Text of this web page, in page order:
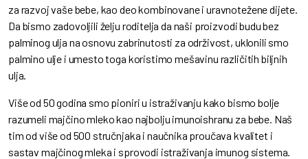
za razvoj vaše bebe, kao deo kombinovane i uravnotežene dijete.
Da bismo zadovoljili želju roditelja da naši proizvodi budu bez
palminog ulja na osnovu zabrinutosti za održivost, uklonili smo
palmino ulje i umesto toga koristimo mešavinu različitih biljnih
ulja.
Više od 50 godina smo pioniri u istraživanju kako bismo bolje
razumeli majčino mleko kao najbolju imunoishranu za bebe. Naš
tim od više od 500 stručnjaka i naučnika proučava kvalitet i
sastav majčinog mleka i sprovodi istraživanja imunog sistema.